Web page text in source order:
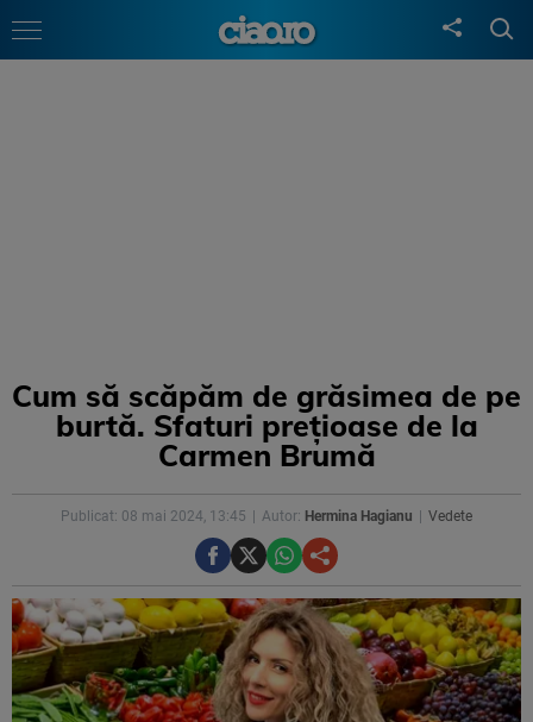
Cum să scăpăm de grăsimea de pe
burtă. Sfaturi preţioase de la
Carmen Brumă
Publicat: 08 mai 2024, 13:45 Autor: Hermina Hagianu Vedete